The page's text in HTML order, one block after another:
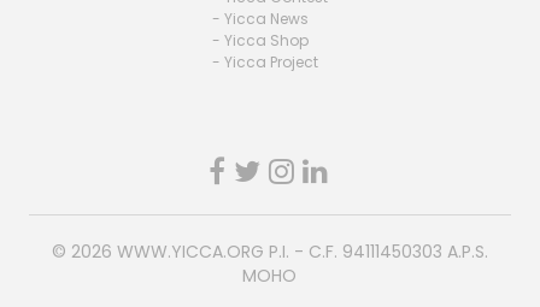
- Yicca News
- Yicca Shop
- Yicca Project
© 2026 WWW.YICCA.ORG P.I. - C.F. 94111450303 A.P.S.
MOHO